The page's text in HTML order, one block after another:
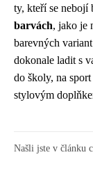
ty, kteří se nebojí
barvách, jako je
barevných
dokonale ladit s
do školy, na
stylovým
Našli jste v článku